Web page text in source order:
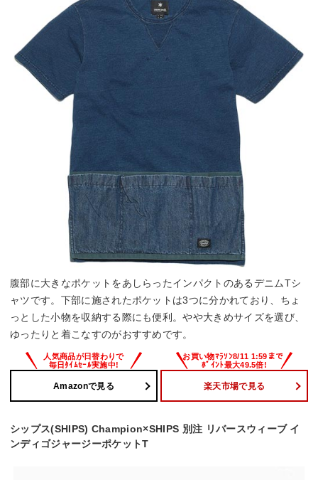
腹部に大きなポケットをあしらったインパクトのあるデニムTシ
ャツです。下部に施されたポケットは3つに分かれており、ちょ
っとした小物を収納する際にも便利。やや大きめサイズを選び、
ゆったりと着こなすのがおすすめです。
Amazonで見る 楽天市場で見る
シップス(SHIPS) Champion×SHIPS 別注 リバースウィーブ イ
ンディゴジャージーポケットT